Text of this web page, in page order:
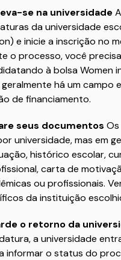
se na universidade
da universidade
e inicie a inscrição no
o processo, você
à bolsa Women
há um campo
de financiamento.
seus documentos
universidade, mas em
histórico escolar,
carta de
ou profissionais.
da instituição
o retorno da
a universidade
informar o status do